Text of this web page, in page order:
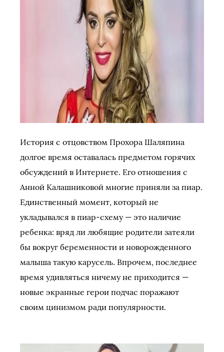
История с отцовством Прохора Шаляпина
долгое время оставалась предметом горячих
обсуждений в Интернете. Его отношения с
Анной Калашниковой многие приняли за пиар.
Единственный момент, который не
укладывался в пиар-схему — это наличие
ребенка: вряд ли любящие родители затеяли
бы вокруг беременности и новорожденного
малыша такую карусель. Впрочем, последнее
время удивляться ничему не приходится —
новые экранные герои подчас поражают
своим цинизмом ради популярности.